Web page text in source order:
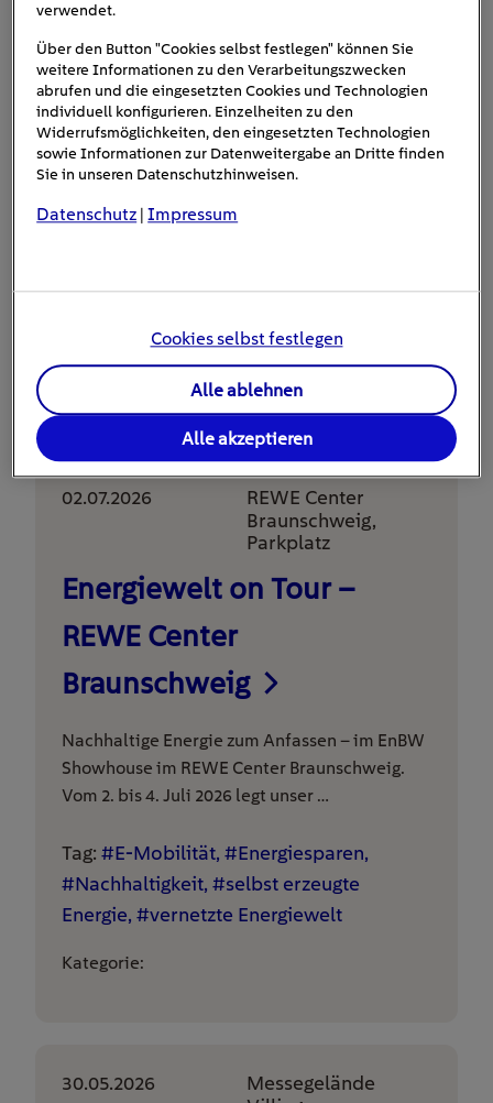
Shopping Center Lübeck
Nachhaltige Energie zum Anfassen – im EnBW
Showhouse bei den LUV Green Days. Die LUV
Tag:#E-Mobilität, #Energiesparen,
#Nachhaltigkeit, #selbst erzeugte Energie
02.07.2026
REWE Center
Braunschweig,
Parkplatz
Energiewelt on Tour –
REWE Center
Braunschweig
Nachhaltige Energie zum Anfassen – im EnBW
Showhouse im REWE Center Braunschweig.
Vom 2. bis 4. Juli 2026 legt unser …
Tag: #E-Mobilität, #Energiesparen,
#Nachhaltigkeit, #selbst erzeugte
Energie, #vernetzte Energiewelt
Kategorie:
30.05.2026
Messegelände
verwendet.
Über den Button "Cookies selbst festlegen" können Sie
weitere Informationen zu den Verarbeitungszwecken
abrufen und die eingesetzten Cookies und Technologien
individuell konfigurieren. Einzelheiten zu den
Widerrufsmöglichkeiten, den eingesetzten Technologien
sowie Informationen zur Datenweitergabe an Dritte finden
Sie in unseren Datenschutzhinweisen.
Datenschutz |Impressum
Cookies selbst festlegen
Alle ablehnen
Alle akzeptieren